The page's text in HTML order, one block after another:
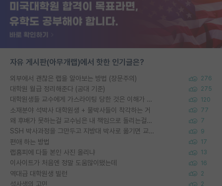
자유 게시판(아무개랩)에서 핫한 인기글은?
외부에서 괜찮은 랩을 알아보는 방법 (장문주의) 276
대학원 월급 정리해준다 (공대 기준) 275
대학원생들 교수에게 가스라이팅 당한 것은 이해가 갑니다. 안타깝네요. 120
소재분야 석박사 대학원생 + 물박사들이 착각하는 거 77
왜 후배가 못하는걸 교수님은 내 책임으로 돌리는걸까요? 7
SSH 박사과정을 그만두고 지방대 박사로 옮기면 교수의 꿈은 끝일까요? 9
편애 하는 방법 17
랩홈피에 다들 본인 사진 올리냐 13
이사이트가 처음엔 정말 도움많이됐는데 16
역대급 대학원생 빌런 2
석사생의 고민 2